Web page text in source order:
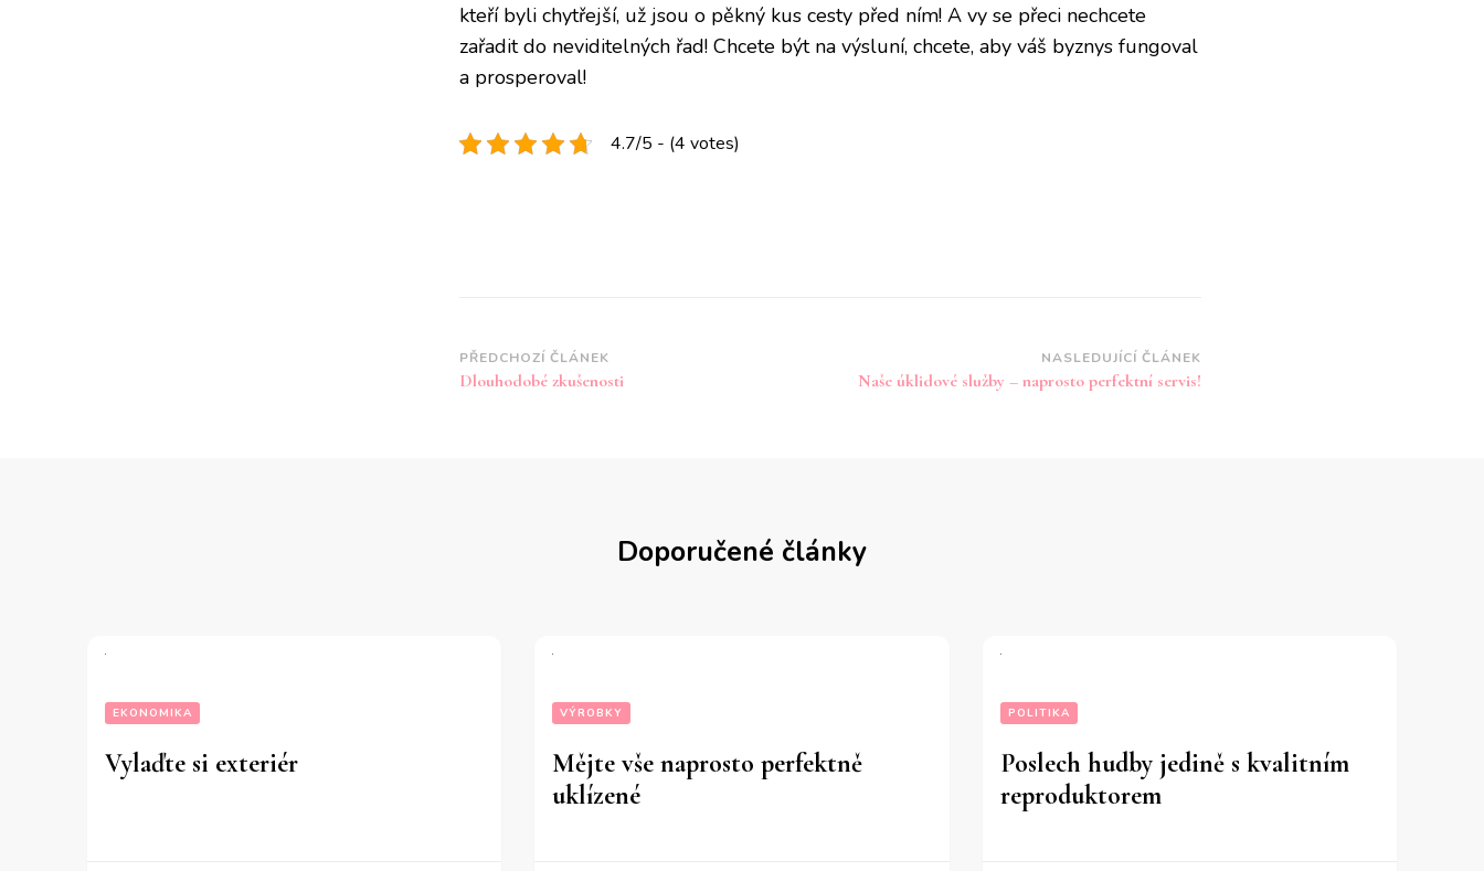
kteří byli chytřejší, už jsou o pěkný kus cesty před ním! A vy se přeci nechcete
zařadit do neviditelných řad! Chcete být na výsluní, chcete, aby váš byznys fungoval
a prosperoval!
4.7/5 - (4 votes)
Navigace
příspěvku
PŘEDCHOZÍ ČLÁNEK
Dlouhodobé zkušenosti
NASLEDUJÍCÍ ČLÁNEK
Naše úklidové služby – naprosto perfektní servis!
Doporučené články
EKONOMIKA
Vylaďte si exteriér
VÝROBKY
Mějte vše naprosto perfektně
uklízené
POLITIKA
Poslech hudby jedině s kvalitním
reproduktorem